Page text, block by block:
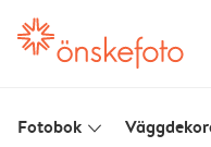
Fotobok slim_arrow_down